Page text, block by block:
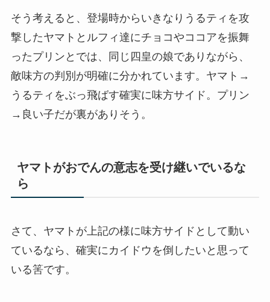
そう考えると、登場時からいきなりうるティを攻
撃したヤマトとルフィ達にチョコやココアを振舞
ったプリンとでは、同じ四皇の娘でありながら、
敵味方の判別が明確に分かれています。ヤマト→
うるティをぶっ飛ばす確実に味方サイド。プリン
→良い子だが裏がありそう。
ヤマトがおでんの意志を受け継いでいるな
ら
さて、ヤマトが上記の様に味方サイドとして動い
ているなら、確実にカイドウを倒したいと思って
いる筈です。